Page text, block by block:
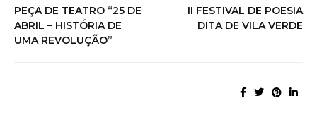
PEÇA DE TEATRO “25 DE
ABRIL – HISTÓRIA DE
UMA REVOLUÇÃO”
II FESTIVAL DE POESIA
DITA DE VILA VERDE